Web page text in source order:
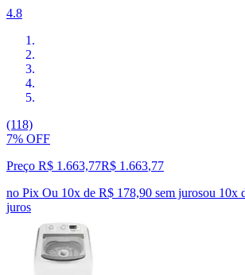
4.8
(118)
7% OFF
Preço R$ 1.663,77R$ 1.663,77
no Pix Ou 10x de R$ 178,90 sem jurosou 10x
juros